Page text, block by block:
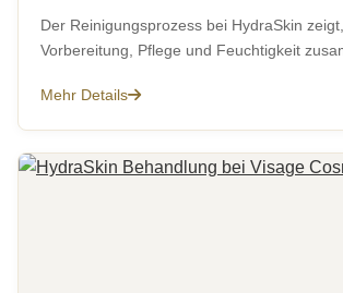
Der Reinigungsprozess bei HydraSkin
Vorbereitung, Pflege und Feuchtigkeit
Mehr Details